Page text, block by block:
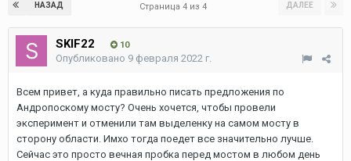
НАЗАД ДАЛЕЕ
Страница 4 из 4
SKIF22 10
Опубликовано 9 февраля 2022 г.
Всем привет, а куда правильно писать предложения по
Андропоскому мосту? Очень хочется, чтобы провели
эксперимент и отменили там выделенку на самом мосту в
сторону области. Имхо тогда поедет все значительно лучше.
Сейчас это просто вечная пробка перед мостом в любом день